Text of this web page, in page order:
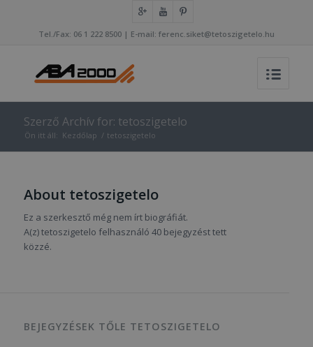
Tel./Fax: 06 1 222 8500 | E-mail: ferenc.siket@tetoszigetelo.hu
Szerző Archív for: tetoszigetelo
Ön itt áll: Kezdőlap / tetoszigetelo
About tetoszigetelo
Ez a szerkesztő még nem írt biográfiát.
A(z)tetoszigetelo felhasználó 40 bejegyzést tett
közzé.
BEJEGYZÉSEK TŐLE TETOSZIGETELO